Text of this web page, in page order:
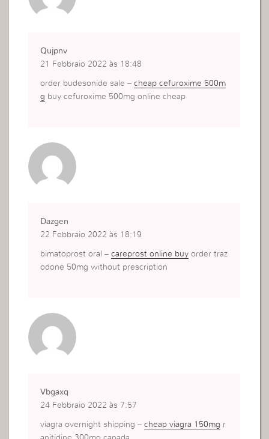
Qujpnv
21 Febbraio 2022 às 18:48
order budesonide sale –cheap cefuroxime 500m
g buy cefuroxime 500mg online cheap
Dazgen
22 Febbraio 2022 às 18:19
bimatoprost oral –careprost online buy order traz
odone 50mg without prescription
Vbgaxq
24 Febbraio 2022 às 7:57
viagra overnight shipping –cheap viagra 150mg r